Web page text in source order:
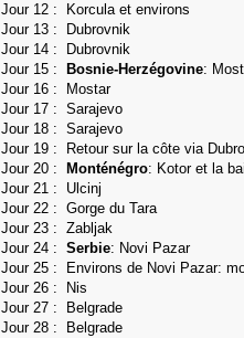
Jour 12 :
Korcula et environs
Jour 13 :
Dubrovnik
Jour 14 :
Dubrovnik
Jour 15 :
Bosnie-Herzégovine:
Jour 16 :
Mostar
Jour 17 : Sarajevo
Jour 18 : Sarajevo
Jour 19 : Retour sur la côte via
Jour 20 :
Monténégro: Kotor et la
Jour 21 : Ulcinj
Jour 22 : Gorge du Tara
Jour 23 : Zabljak
Jour 24 : Serbie: Novi Pazar
Jour 25 : Environs de Novi Pazar:
Jour 26 : Nis
Jour 27 : Belgrade
Jour 28 : Belgrade